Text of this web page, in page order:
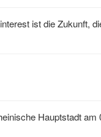
ist die Zukunft,
Hauptstadt